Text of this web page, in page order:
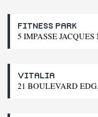
FITNESS PARK
5 IMPASSE
VITALIA
21 BOULEVARD